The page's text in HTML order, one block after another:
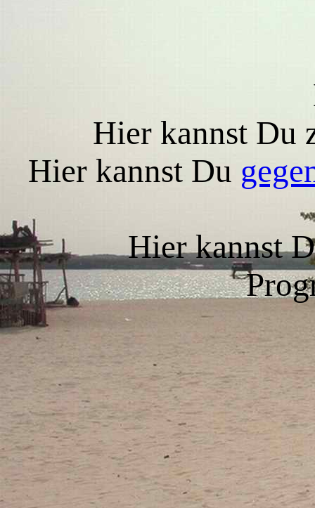
Hier kannst Du
Hier kannst Du
Hier kannst